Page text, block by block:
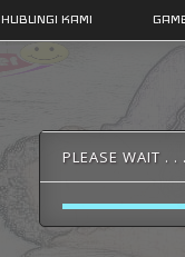
HUBUNGI KAMI
PLEASE WAIT . .